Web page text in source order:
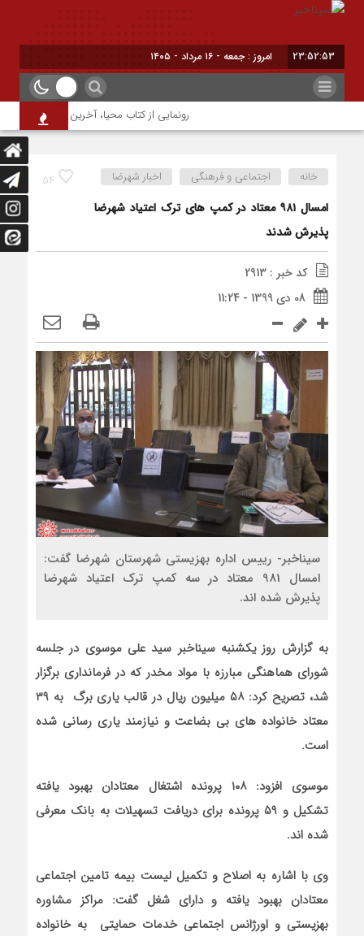
23:52:53 امروز : جمعه - ۱۶ مرداد - ۱۴۰۵
رونمایی از کتاب محیا، آخرین اثر نویسنده
54 خانه اجتماعی و فرهنگی اخبار شهرضا
امسال ۹۸۱ معتاد در کمپ های ترک اعتیاد شهرضا
پذیرش شدند
کد خبر : 2913
08 دی 1399 - 11:24
سیناخبر- رییس اداره بهزیستی شهرستان شهرضا گفت:
امسال 981 معتاد در سه کمپ ترک اعتیاد شهرضا
پذیرش شده اند.
به گزارش روز یکشنبه سیناخبر سید علی موسوی در جلسه
شورای هماهنگی مبارزه با مواد مخدر که در فرمانداری برگزار
شد، تصریح کرد: ۵۸ میلیون ریال در قالب یاری برگ به ۳۹
معتاد خانواده های بی بضاعت و نیازمند یاری رسانی شده
است.
موسوی افزود: ۱۰۸ پرونده اشتغال معتادان بهبود یافته
تشکیل و ۵۹ پرونده برای دریافت تسهیلات به بانک معرفی
شده اند.
وی با اشاره به اصلاح و تکمیل لیست بیمه تامین اجتماعی
معتادان بهبود یافته و دارای شغل گفت: مراکز مشاوره
بهزیستی و اورژانس اجتماعی خدمات حمایتی به خانواده